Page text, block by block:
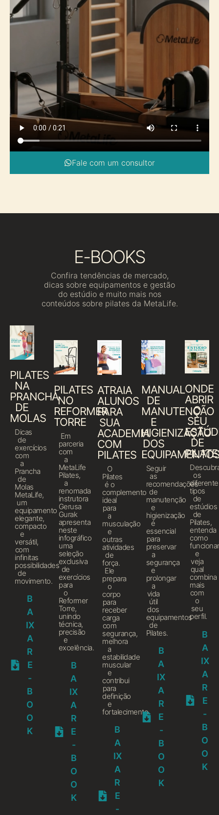
Fale com um consultor
E-BOOKS
Confira tendências de mercado,
dicas sobre equipamentos e gestão
do estúdio e muito mais nos
conteúdos sobre pilates da MetaLife.
PILATES
NA
PRANCHA
DE
MOLAS
Dicas
de
exercícios
com
a
Prancha
de
Molas
MetaLife,
um
equipamento
elegante,
compacto
e
versátil,
com
infinitas
possibilidades
de
movimento.
B
A
IX
A
R
E
-
B
O
O
K
PILATES
NO
REFORMER
TORRE
Em
parceria
com
a
MetaLife
Pilates,
a
renomada
instrutora
Gerusa
Gurak
apresenta
neste
infográfico
uma
seleção
exclusiva
de
exercícios
para
o
Reformer
Torre,
unindo
técnica,
precisão
e
excelência.
B
A
IX
A
R
E
-
B
O
O
K
ATRAIA
ALUNOS
PARA
SUA
ACADEMIA
COM
PILATES
O
Pilates
é o
complemento
ideal
para
a
musculação
e
outras
atividades
de
força.
Ele
prepara
o
corpo
para
receber
carga
com
segurança,
melhora
a
estabilidade
muscular
e
contribui
para
definição
e
fortalecimento.
B
A
IX
A
R
E
-
MANUAL
DE
MANUTENÇÃO
E
HIGIENIZAÇÃO
DOS
Seguir
as
recomendações
de
manutenção
e
higienização
é
essencial
para
preservar
a
segurança
e
prolongar
a
vida
útil
dos
equipamentos
de
Pilates.
B
A
IX
A
R
E
-
B
O
O
K
ONDE
ABRIR
O
SEU
DE
os
tipos
de
estúdios
de
Pilates,
entenda
como
e
veja
qual
combina
mais
com
o
seu
perfil.
B
A
IX
A
R
E
-
B
O
O
K